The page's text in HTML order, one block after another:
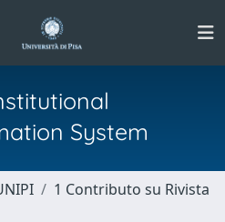
System
1 Contributo su Rivista